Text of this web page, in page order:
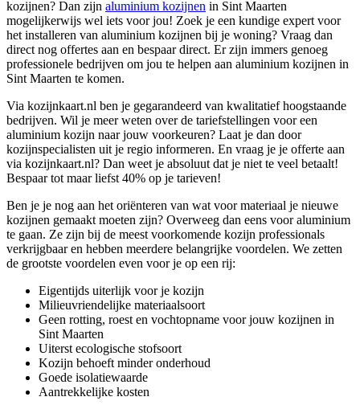
kozijnen? Dan zijn aluminium kozijnen in Sint Maarten
mogelijkerwijs wel iets voor jou! Zoek je een kundige expert voor
het installeren van aluminium kozijnen bij je woning? Vraag dan
direct nog offertes aan en bespaar direct. Er zijn immers genoeg
professionele bedrijven om jou te helpen aan aluminium kozijnen in
Sint Maarten te komen.
Via kozijnkaart.nl ben je gegarandeerd van kwalitatief hoogstaande
bedrijven. Wil je meer weten over de tariefstellingen voor een
aluminium kozijn naar jouw voorkeuren? Laat je dan door
kozijnspecialisten uit je regio informeren. En vraag je je offerte aan
via kozijnkaart.nl? Dan weet je absoluut dat je niet te veel betaalt!
Bespaar tot maar liefst 40% op je tarieven!
Ben je je nog aan het oriënteren van wat voor materiaal je nieuwe
kozijnen gemaakt moeten zijn? Overweeg dan eens voor aluminium
te gaan. Ze zijn bij de meest voorkomende kozijn professionals
verkrijgbaar en hebben meerdere belangrijke voordelen. We zetten
de grootste voordelen even voor je op een rij:
Eigentijds uiterlijk voor je kozijn
Milieuvriendelijke materiaalsoort
Geen rotting, roest en vochtopname voor jouw kozijnen in
Sint Maarten
Uiterst ecologische stofsoort
Kozijn behoeft minder onderhoud
Goede isolatiewaarde
Aantrekkelijke kosten